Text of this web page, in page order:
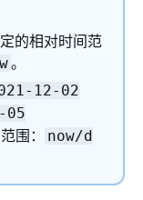
的相对时间范
。
12-02
05
围：
now/d